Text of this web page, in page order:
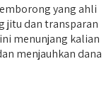
yang ahli
jitu dan transparan
menunjang kalian
menjauhkan dana